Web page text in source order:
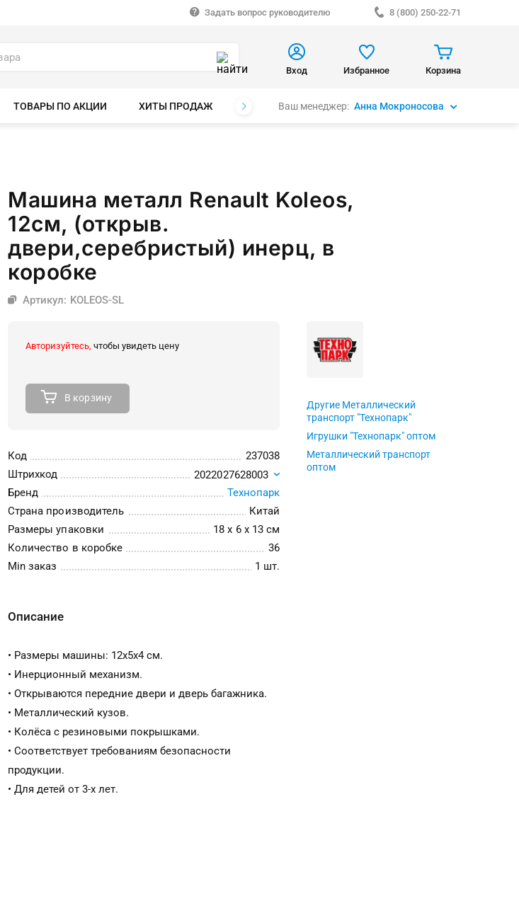
Задать вопрос руководителю 8 (800) 250-22-71
Вход Избранное Корзина
ТОВАРЫ ПО АКЦИИ ХИТЫ ПРОДАЖ БРЕНДЫВаш менеджер: Анна Мокроносова
Машина металл Renault Koleos,
12см, (открыв.
двери,серебристый) инерц, в
коробке
Артикул: KOLEOS-SL
Авторизуйтесь, чтобы увидеть цену
В корзину
Код
237038
Штрихкод
2022027628003
Бренд
Технопарк
Страна производитель
Китай
Размеры упаковки
18 x 6 x 13 см
Количество в коробке
36
Min заказ
1 шт.
Описание
• Размеры машины: 12х5х4 см.
• Инерционный механизм.
• Открываются передние двери и дверь багажника.
• Металлический кузов.
• Колёса с резиновыми покрышками.
• Соответствует требованиям безопасности
продукции.
• Для детей от 3-х лет.
Другие Металлический
транспорт "Технопарк"
Игрушки "Технопарк" оптом
Металлический транспорт
оптом